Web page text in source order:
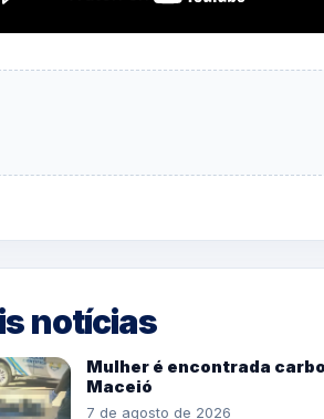
notícias
Mulher é encontrada
Maceió
7 de agosto de 2026